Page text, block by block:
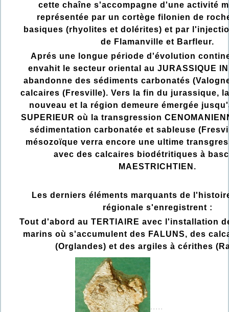
cette chaîne s'accompagne d'une activité
représentée par un cortège filonien de
basiques (rhyolites et dolérites) et par
de Flamanville et Barfleur.
Aprés une longue période d'évolution
envahit le secteur oriental au JURASSIQUE
abandonne des sédiments carbonatés
calcaires (Fresville). Vers la fin du jurassique,
nouveau et la région demeure émergée
SUPERIEUR où la transgression
sédimentation carbonatée et sableuse
mésozoïque verra encore une ultime
avec des calcaires biodétritiques à
MAESTRICHTIEN.
Les derniers éléments marquants de
régionale s'enregistrent :
Tout d'abord au TERTIAIRE avec l'installation
marins où s'accumulent des FALUNS, des
(Orglandes) et des argiles à cérithes
.....